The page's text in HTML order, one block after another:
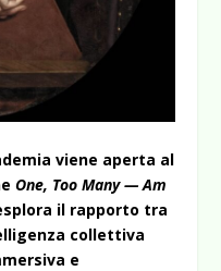
viene aperta al
One, Too Many — Am
il rapporto tra
collettiva
e